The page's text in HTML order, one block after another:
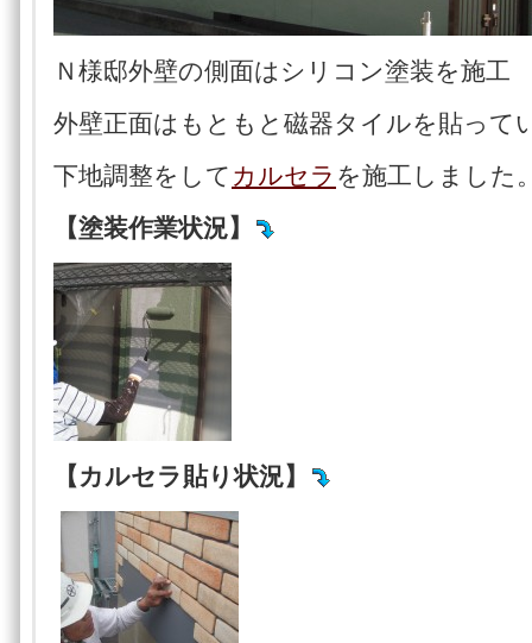
Ｎ様邸外壁の側面はシリコン塗装を施工
外壁正面はもともと磁器タイルを貼って
下地調整をして カルセラ を施工しました
【塗装作業状況】
【カルセラ貼り状況】